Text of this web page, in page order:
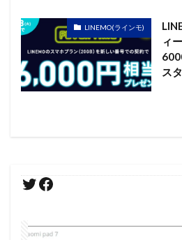
LINEMO(ラインモ)
ィ
ス